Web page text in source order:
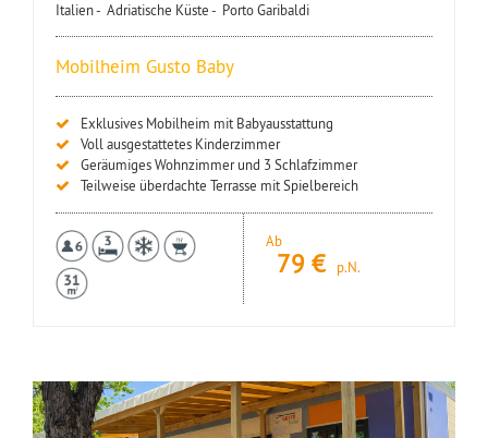
Italien - Adriatische Küste - Porto Garibaldi
Mobilheim Gusto Baby
Exklusives Mobilheim mit Babyausstattung
Voll ausgestattetes Kinderzimmer
Geräumiges Wohnzimmer und 3 Schlafzimmer
Teilweise überdachte Terrasse mit Spielbereich
Ab
79 € p.N.